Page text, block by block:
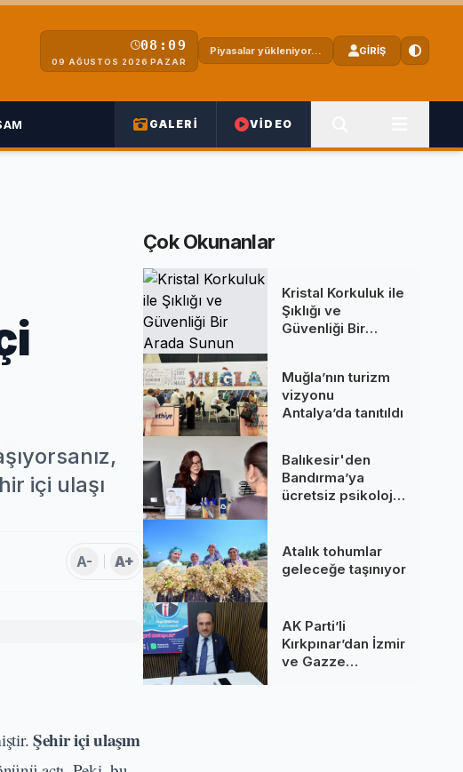
08:09
09 AĞUSTOS 2026 PAZAR
Piyasalar yükleniyor... GİRİŞ
GALERİ VİDEO
içi ulaşı
A- A+
Şehir içi ulaşım
Çok Okunanlar
Kristal Korkuluk ile
Şıklığı ve
Güvenliği Bir
Muğla’nın turizm
vizyonu
Antalya’da tanıtıldı
Balıkesir'den
Bandırma’ya
ücretsiz psikolojik
Atalık tohumlar
geleceğe taşınıyor
AK Parti’li
Kırkpınar’dan İzmir
ve Gazze